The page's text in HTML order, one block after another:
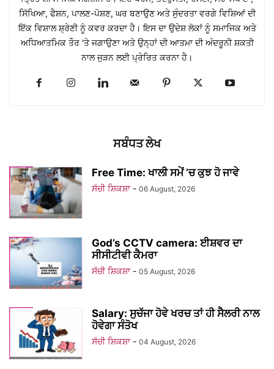
ਸਿੱਖਿਆ, ਫੈਸ਼ਨ, ਪਾਲਣ-ਪੋਸ਼ਣ, ਘਰ ਬਣਾਉਣ ਅਤੇ ਸੁੰਦਰਤਾ ਵਰਗੇ ਵਿਸ਼ਿਆਂ ਦੀ
ਇੱਕ ਵਿਸ਼ਾਲ ਸ਼੍ਰੇਣੀ ਨੂੰ ਕਵਰ ਕਰਦਾ ਹੈ। ਇਸ ਦਾ ਉਦੇਸ਼ ਲੋਕਾਂ ਨੂੰ ਸਮਾਜਿਕ ਅਤੇ
ਅਧਿਆਤਮਿਕ ਤੌਰ 'ਤੇ ਜਗਾਉਣਾ ਅਤੇ ਉਨ੍ਹਾਂ ਦੀ ਆਤਮਾ ਦੀ ਅੰਦਰੂਨੀ ਸ਼ਕਤੀ
ਨਾਲ ਜੁੜਨ ਲਈ ਪ੍ਰੇਰਿਤ ਕਰਨਾ ਹੈ।
ਸਬੰਧਤ ਲੇਖ
Free Time: ਖਾਲੀ ਸਮੇਂ ’ਚ ਕੁਝ ਹੋ ਜਾਵੇ
ਸੱਚੀ ਸ਼ਿਕਸ਼ਾ - 06 August, 2026
God’s CCTV camera: ਈਸ਼ਵਰ ਦਾ
ਸੀਸੀਟੀਵੀ ਕੈਮਰਾ
ਸੱਚੀ ਸ਼ਿਕਸ਼ਾ - 05 August, 2026
Salary: ਸੁਚੱਜਾ ਹੋਵੇ ਖਰਚ ਤਾਂ ਹੀ ਸੈਲਰੀ ਨਾਲ
ਹੋਵੇਗਾ ਸੰਤੋਖ
ਸੱਚੀ ਸ਼ਿਕਸ਼ਾ - 04 August, 2026